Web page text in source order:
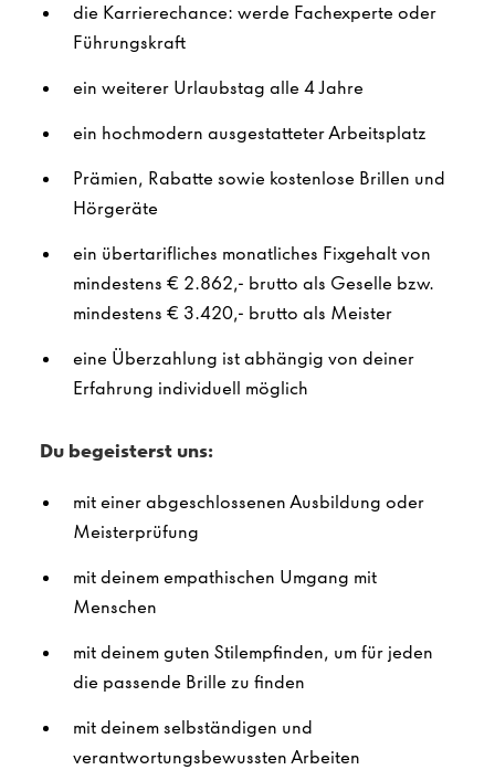
die Karrierechance: werde Fachexperte oder
Führungskraft
ein weiterer Urlaubstag alle 4 Jahre
ein hochmodern ausgestatteter Arbeitsplatz
Prämien, Rabatte sowie kostenlose Brillen und
Hörgeräte
ein übertarifliches monatliches Fixgehalt von
mindestens € 2.862,- brutto als Geselle bzw.
mindestens € 3.420,- brutto als Meister
eine Überzahlung ist abhängig von deiner
Erfahrung individuell möglich
Du begeisterst uns:
mit einer abgeschlossenen Ausbildung oder
Meisterprüfung
mit deinem empathischen Umgang mit
Menschen
mit deinem guten Stilempfinden, um für jeden
die passende Brille zu finden
mit deinem selbständigen und
verantwortungsbewussten Arbeiten